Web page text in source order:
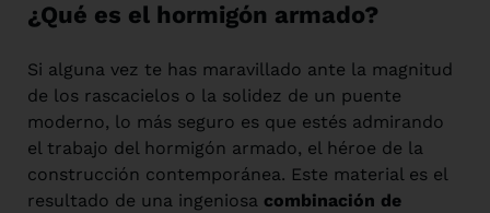
¿Qué es el hormigón armado?
Si alguna vez te has maravillado ante la magnitud
de los rascacielos o la solidez de un puente
moderno, lo más seguro es que estés admirando
el trabajo del hormigón armado, el héroe de la
construcción contemporánea. Este material es el
resultado de una ingeniosa combinación de